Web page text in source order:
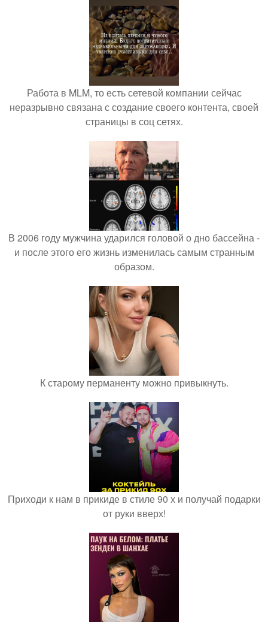
Работа в MLM, то есть сетевой компании сейчас
неразрывно связана с создание своего контента, своей
страницы в соц сетях.
В 2006 году мужчина ударился головой о дно бассейна -
и после этого его жизнь изменилась самым странным
образом.
К старому перманенту можно привыкнуть.
Приходи к нам в прикиде в стиле 90 х и получай подарки
от руки вверх!